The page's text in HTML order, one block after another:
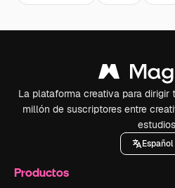
La plataforma creativa para dirigir
millón de suscriptores entre
Español
Productos